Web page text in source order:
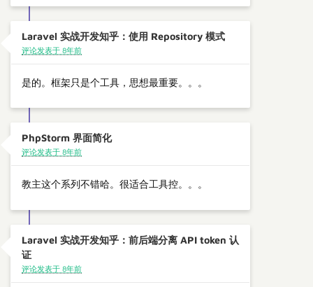
Laravel 实战开发知乎：使用 Repository 模式
评论发表于 8年前
是的。框架只是个工具，思想最重要。。。
PhpStorm 界面简化
评论发表于 8年前
教主这个系列不错哈。很适合工具控。。。
Laravel 实战开发知乎：前后端分离 API token 认
证
评论发表于 8年前